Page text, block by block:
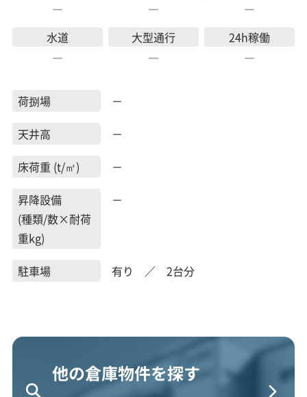
―
―
―
水道
―
大型通行
―
24h稼働
―
荷捌場
－
天井高
－
床荷重 (t/㎡)
－
昇降設備
(種類/数×耐荷
重kg)
－
駐車場 有り ／ 2台分
他の倉庫物件を探す